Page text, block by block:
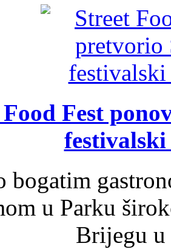
Food Fest
bogatim
u Parku
Brijegu u